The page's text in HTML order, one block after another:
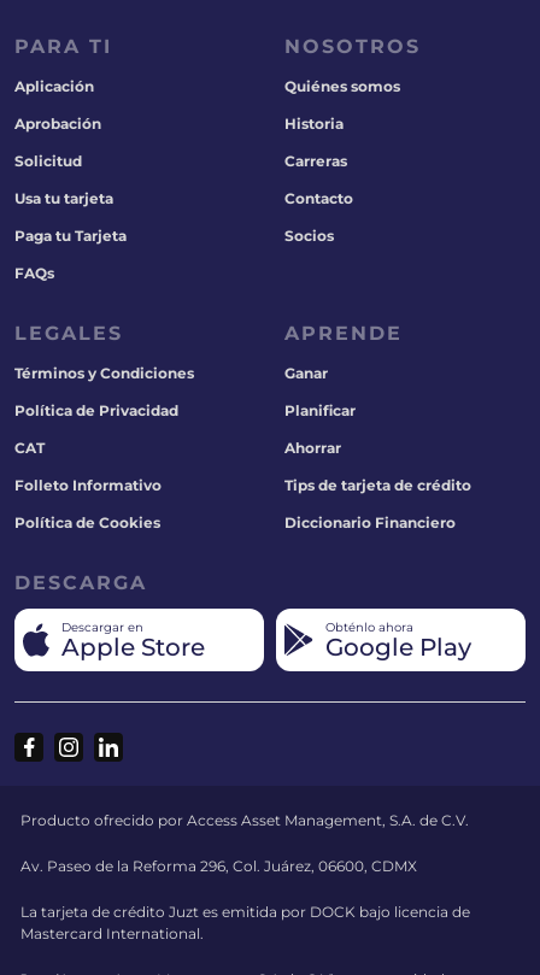
PARA TI
Aplicación
Aprobación
Solicitud
Usa tu tarjeta
Paga tu Tarjeta
FAQs
NOSOTROS
Quiénes somos
Historia
Carreras
Contacto
Socios
LEGALES
Términos y Condiciones
Política de Privacidad
CAT
Folleto Informativo
Política de Cookies
APRENDE
Ganar
Planificar
Ahorrar
Tips de tarjeta de crédito
Diccionario Financiero
DESCARGA
Descargar en
Apple Store
Obténlo ahora
Google Play
Producto ofrecido por Access Asset Management, S.A. de C.V.
Av. Paseo de la Reforma 296, Col. Juárez, 06600, CDMX
La tarjeta de crédito Juzt es emitida por DOCK bajo licencia de
Mastercard International.